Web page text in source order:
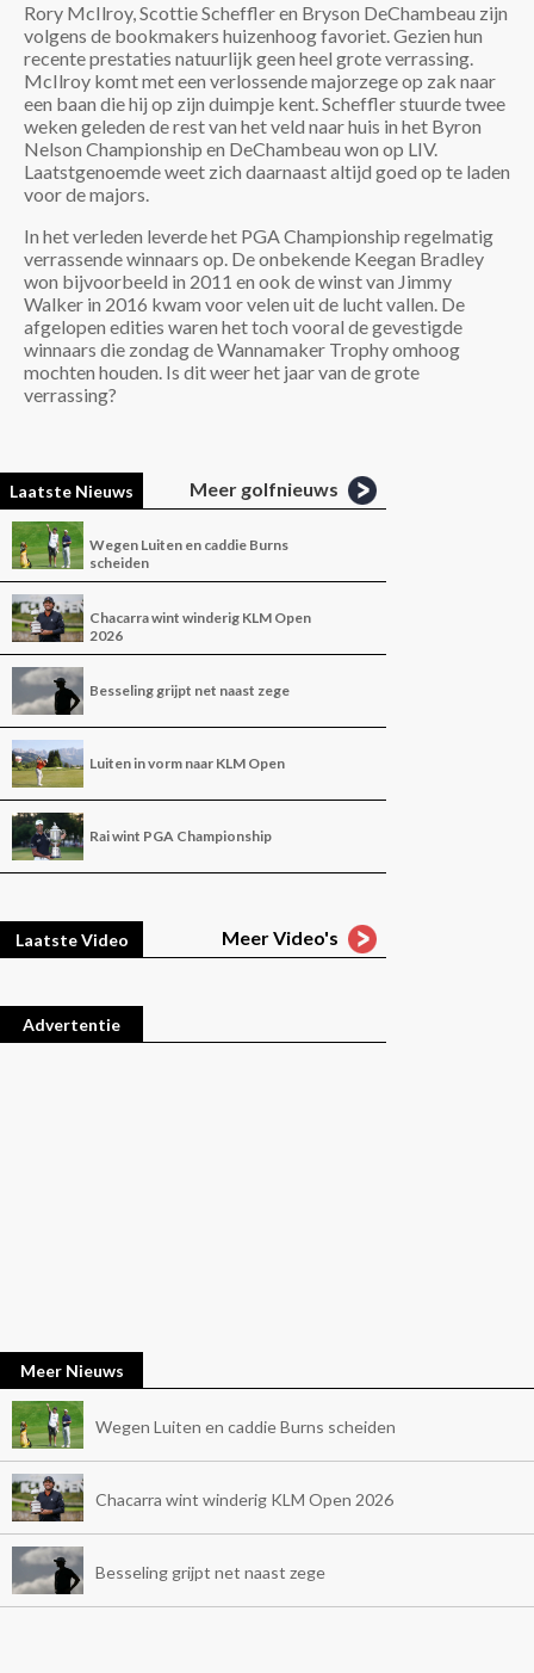
Rory McIlroy, Scottie Scheffler en Bryson DeChambeau zijn
volgens de bookmakers huizenhoog favoriet. Gezien hun
recente prestaties natuurlijk geen heel grote verrassing.
McIlroy komt met een verlossende majorzege op zak naar
een baan die hij op zijn duimpje kent. Scheffler stuurde twee
weken geleden de rest van het veld naar huis in het Byron
Nelson Championship en DeChambeau won op LIV.
Laatstgenoemde weet zich daarnaast altijd goed op te laden
voor de majors.
In het verleden leverde het PGA Championship regelmatig
verrassende winnaars op. De onbekende Keegan Bradley
won bijvoorbeeld in 2011 en ook de winst van Jimmy
Walker in 2016 kwam voor velen uit de lucht vallen. De
afgelopen edities waren het toch vooral de gevestigde
winnaars die zondag de Wannamaker Trophy omhoog
mochten houden. Is dit weer het jaar van de grote
verrassing?
Laatste Nieuws Meer golfnieuws
Wegen Luiten en caddie Burns
scheiden
Chacarra wint winderig KLM Open
2026
Besseling grijpt net naast zege
Luiten in vorm naar KLM Open
Rai wint PGA Championship
Laatste Video Meer Video's
Advertentie
Meer Nieuws
Wegen Luiten en caddie Burns scheiden
Chacarra wint winderig KLM Open 2026
Besseling grijpt net naast zege